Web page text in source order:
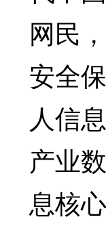
网民
安全
人信
产业
息核